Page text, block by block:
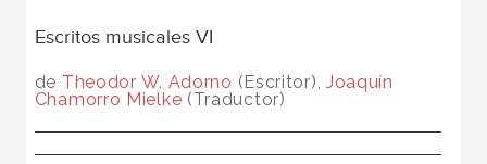
Escritos musicales VI
de Theodor W. Adorno (Escritor), Joaquín
Chamorro Mielke (Traductor)